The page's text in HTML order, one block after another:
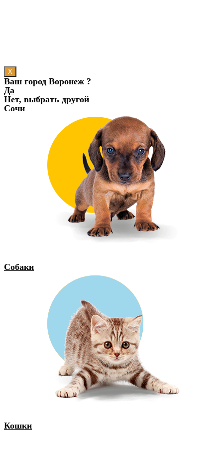
X
Ваш город Воронеж ?
Да
Нет, выбрать другой
Сочи
Собаки
Кошки